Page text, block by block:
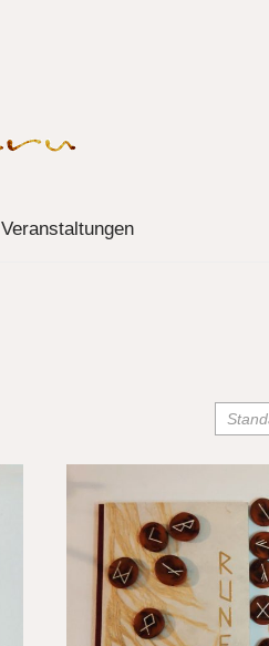
Veranstaltungen